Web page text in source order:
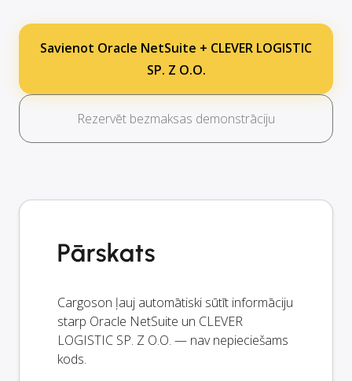
Savienot Oracle NetSuite + CLEVER LOGISTIC
SP. Z O.O.
Rezervēt bezmaksas demonstrāciju
Pārskats
Cargoson ļauj automātiski sūtīt informāciju
starp Oracle NetSuite un CLEVER
LOGISTIC SP. Z O.O. — nav nepieciešams
kods.